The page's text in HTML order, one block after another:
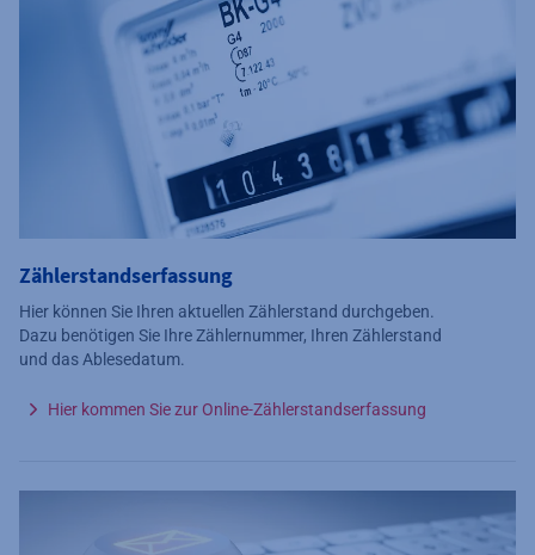
Zählerstandserfassung
Hier können Sie Ihren aktuellen Zählerstand durchgeben.
Dazu benötigen Sie Ihre Zählernummer, Ihren Zählerstand
und das Ablesedatum.
Hier kommen Sie zur Online-Zählerstandserfassung